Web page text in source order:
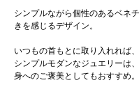
シンプルながら個性のあるベネ
きを感じるデザイン。
いつもの首もとに取り入れれば
シンプルモダンなジュエリーは
身へのご褒美としてもおすすめ。